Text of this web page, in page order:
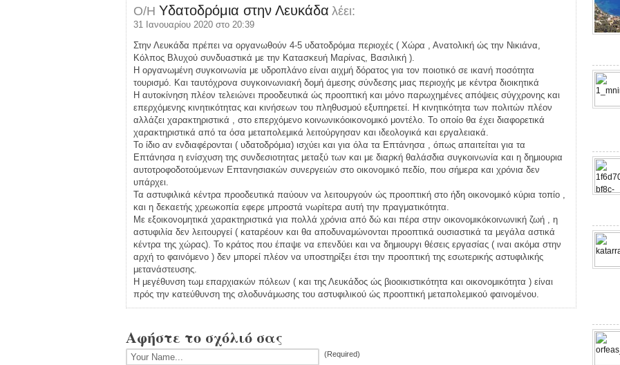
Ο/Η Υδατοδρόμια στην Λευκάδα λέει:
31 Ιανουαρίου 2020 στο 20:39
Στην Λευκάδα πρέπει να οργανωθούν 4-5 υδατοδρόμια περιοχές ( Χώρα , Ανατολική ώς την Νικιάνα,
Κόλπος Βλυχού συνδυαστικά με την Κατασκευή Μαρίνας, Βασιλική ).
Η οργανωμένη συγκοινωνία με υδροπλάνο είναι αιχμή δόρατος για τον ποιοτικό σε ικανή ποσότητα
τουρισμό. Και ταυτόχρονα συγκοινωνιακή δομή άμεσης σύνδεσης μιας περιοχής με κέντρα διοικητικά
Η αυτοκίνηση πλέον τελειώνει προοδευτικά ώς προοπτική και μόνο παρωχημένες απόψεις σύγχρονης και
επερχόμενης κινητικότητας και κινήσεων του πληθυσμού εξυπηρετεί. Η κινητικότητα των πολιτών πλέον
αλλάζει χαρακτηριστικά , στο επερχόμενο κοινωνικόοικονομικό μοντέλο. Το οποίο θα έχει διαφορετικά
χαρακτηριστικά από τα όσα μεταπολεμικά λειτούργησαν και ιδεολογικά και εργαλειακά.
Το ίδιο αν ενδιαφέρονται ( υδατοδρόμια) ισχύει και για όλα τα Επτάνησα , όπως απαιτείται για τα
Επτάνησα η ενίσχυση της συνδεσιοτητας μεταξύ των και με διαρκή θαλάσδια συγκοινωνία και η δημιουρια
αυτοτροφοδοτούμενων Επτανησιακών συνεργειών στο οικονομικό πεδίο, που σήμερα και χρόνια δεν
υπάρχει.
Τα αστυφιλικά κέντρα προοδευτικά παύουν να λειτουργούν ώς προοπτική στο ήδη οικονομικό κύρια τοπίο ,
και η δεκαετής χρεωκοπία εφερε μπροστά νωρίτερα αυτή την πραγματικότητα.
Με εξοικονομητικά χαρακτηριστικά για πολλά χρόνια από δώ και πέρα στην οικονομικόκοινωνική ζωή , η
αστυφιλία δεν λειτουργεί ( καταρέουν και θα αποδυναμώνονται προοπτικά ουσιαστικά τα μεγάλα αστικά
κέντρα της χώρας). Το κράτος που έπαψε να επενδύει και να δημιουργι θέσεις εργασίας ( ιναι ακόμα στην
αρχή το φαινόμενο ) δεν μπορεί πλέον να υποστηρίξει έτσι την προοπτική της εσωτερικής αστυφιλικής
μετανάστευσης.
Η μεγέθυνση τωμ επαρχιακών πόλεων ( και της Λευκάδος ώς βιοοικιστικότητα και οικονομικότητα ) είναι
πρός την κατεύθυνση της σλοδυνάμωσης του αστυφιλικού ώς προοπτική μεταπολεμικού φαινομένου.
Αφήστε το σχόλιό σας
(Required)